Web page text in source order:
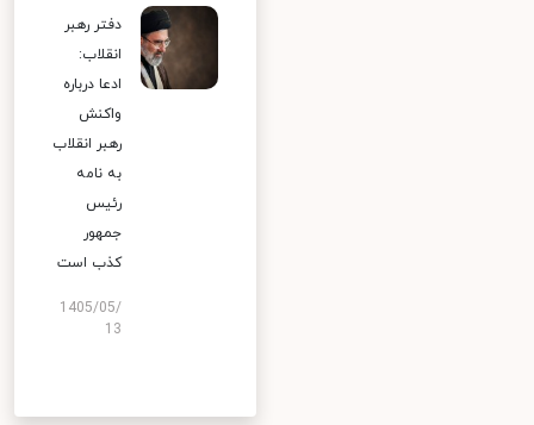
دفتر رهبر
انقلاب:
ادعا درباره
واکنش
رهبر انقلاب
به نامه
رئیس
جمهور
کذب است
1405/05/
13